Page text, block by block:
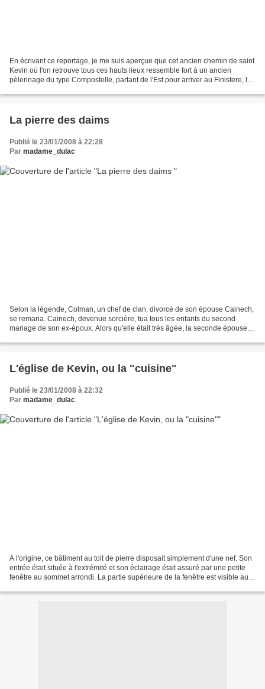
En écrivant ce reportage, je me suis aperçue que cet ancien chemin de saint
Kevin où l'on retrouve tous ces hauts lieux ressemble fort à un ancien
pèlerinage du type Compostelle, partant de l'Est pour arriver au Finistere, là
La pierre des daims
Publié le 23/01/2008 à 22:28
Par madame_dulac
Selon la légende, Colman, un chef de clan, divorcé de son épouse Cainech,
se remaria. Cainech, devenue sorcière, tua tous les enfants du second
mariage de son ex-époux. Alors qu'elle était très âgée, la seconde épouse
L'église de Kevin, ou la "cuisine"
Publié le 23/01/2008 à 22:32
Par madame_dulac
A l'origine, ce bâtiment au toit de pierre disposait simplement d'une nef. Son
entrée était située à l'extrémité et son éclairage était assuré par une petite
fenêtre au sommet arrondi. La partie supérieure de la fenêtre est visible au-